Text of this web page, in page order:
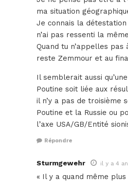
ma situation
Je connais la
n’ai pas ressenti la
Quand tu n’appelles
reste Zemmour et au
Il semblerait aussi
Poutine soit liée aux
il n’y a pas de troisième
Poutine et la Russie ou
l’axe USA/GB/Entité
Répondre
Sturmgewehr il y a 4
« Il y a quand même